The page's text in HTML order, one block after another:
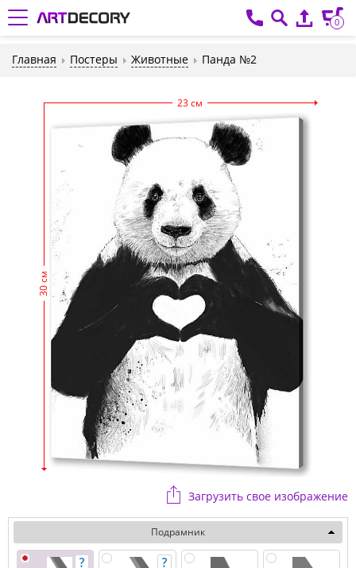
0
Главная Постеры Животные Панда №2
23 см
30 см
Загрузить свое изображение
Подрамник